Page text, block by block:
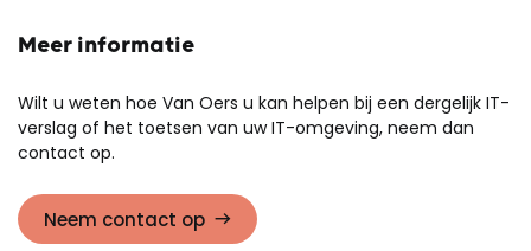
Meer informatie
Wilt u weten hoe Van Oers u kan helpen bij een dergelijk IT-
verslag of het toetsen van uw IT-omgeving, neem dan
contact op.
Neem contact op